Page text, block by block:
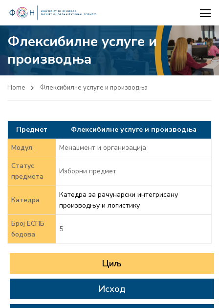
Флексибилне услуге и
производња
Home Флексибилне услуге и производња
Предмет
Флексибилне услуге и производња
Модул
Менаџмент и организација
Статус
предмета
Изборни предмет
Катедра
Катедра за рачунарски интегрисану
производњу и логистику
Број ЕСПБ
бодова
5
Циљ
Исход